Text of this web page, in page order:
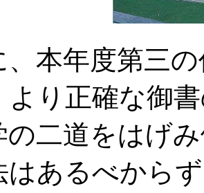
本年度第三の
より正確な御
の二道をはげ
はあるべから